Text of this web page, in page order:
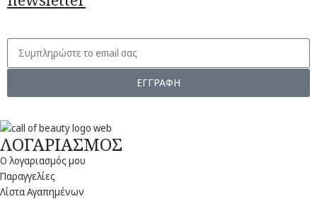
ΕΓΓΡΑΦΗ
ΛΟΓΑΡΙΑΣΜΟΣ
Ο λογαριασμός μου
Παραγγελίες
Λίστα Αγαπημένων